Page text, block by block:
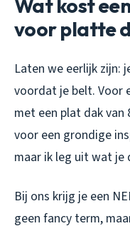
Wat kost
voor platte
Laten we eerlijk
voordat je belt. Voor
met een plat dak van
voor een grondige
maar ik leg uit wat je
Bij ons krijg je een
geen fancy term,